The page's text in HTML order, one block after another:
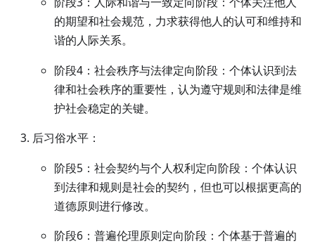
的期望和社会规范，力求获得他人的认可和维持和
谐的人际关系。
阶段4：社会秩序与法律定向阶段：个体认识到法
律和社会秩序的重要性，认为遵守规则和法律是维
护社会稳定的关键。
后习俗水平：
阶段5：社会契约与个人权利定向阶段：个体认识
到法律和规则是社会的契约，但也可以根据更高的
道德原则进行修改。
阶段6：普遍伦理原则定向阶段：个体基于普遍的